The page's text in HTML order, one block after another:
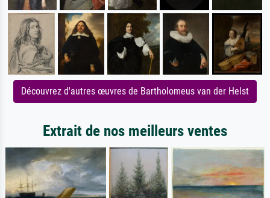
Découvrez d'autres œuvres de Bartholomeus van der Helst
Extrait de nos meilleurs ventes